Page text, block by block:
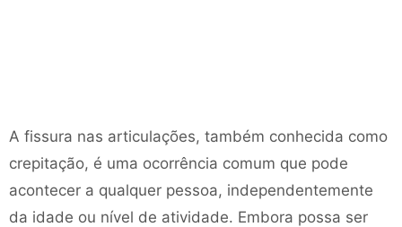
A fissura nas articulações, também conhecida como
crepitação, é uma ocorrência comum que pode
acontecer a qualquer pessoa, independentemente
da idade ou nível de atividade. Embora possa ser